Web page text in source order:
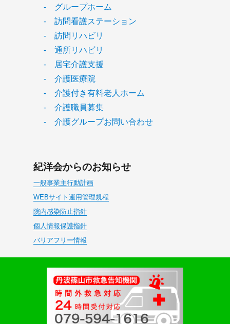
- グループホーム
- 訪問看護ステーション
- 訪問リハビリ
- 通所リハビリ
- 居宅介護支援
- 介護医療院
- 介護付き有料老人ホーム
- 介護職員募集
- 介護グループお問い合わせ
紀洋会からのお知らせ
一般事業主行動計画
WEBサイト運用管理規程
院内感染防止指針
個人情報保護指針
バリアフリー情報